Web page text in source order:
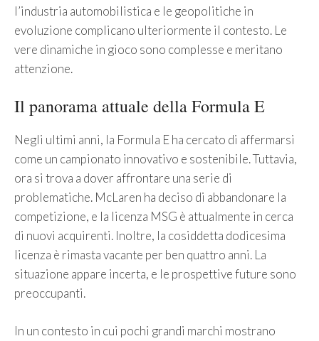
l’industria automobilistica e le geopolitiche in
evoluzione complicano ulteriormente il contesto. Le
vere dinamiche in gioco sono complesse e meritano
attenzione.
Il panorama attuale della Formula E
Negli ultimi anni, la Formula E ha cercato di affermarsi
come un campionato innovativo e sostenibile. Tuttavia,
ora si trova a dover affrontare una serie di
problematiche. McLaren ha deciso di abbandonare la
competizione, e la licenza MSG è attualmente in cerca
di nuovi acquirenti. Inoltre, la cosiddetta dodicesima
licenza è rimasta vacante per ben quattro anni. La
situazione appare incerta, e le prospettive future sono
preoccupanti.
In un contesto in cui pochi grandi marchi mostrano